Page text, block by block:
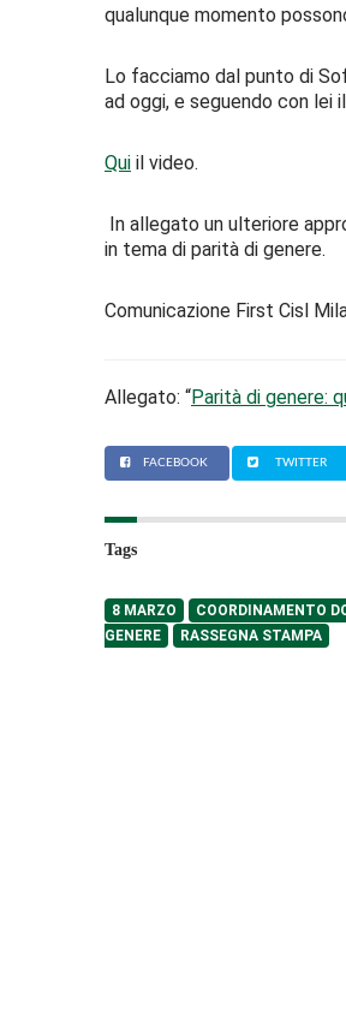
qualunque momento
Lo facciamo dal punto di
ad oggi, e seguendo con lei
Qui il video.
In allegato un ulteriore
in tema di parità di genere.
Comunicazione First Cisl
Allegato: “Parità di genere:
FACEBOOK TWITTER
Tags
8 MARZO COORDINAMENTO
GENERE
RASSEGNA STAMPA